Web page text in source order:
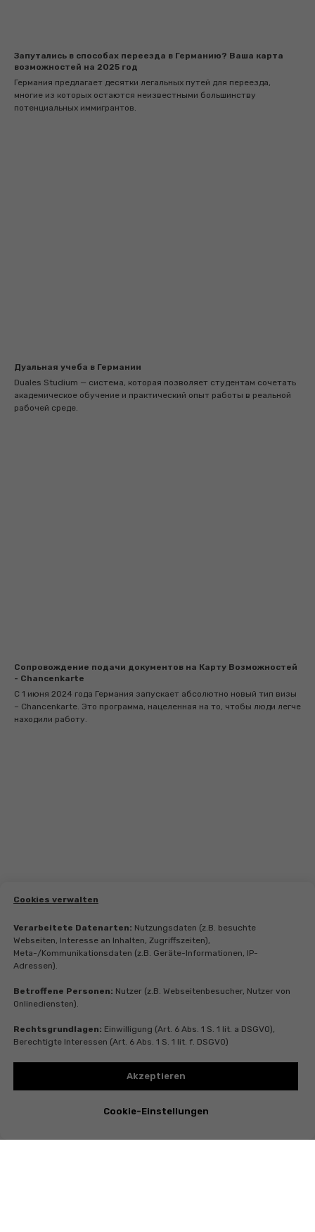
Запутались в способах переезда в Германию? Ваша карта
возможностей на 2025 год
Германия предлагает десятки легальных путей для переезда,
многие из которых остаются неизвестными большинству
потенциальных иммигрантов.
Дуальная учеба в Германии
Duales Studium — система, которая позволяет студентам сочетать
академическое обучение и практический опыт работы в реальной
рабочей среде.
Сопровождение подачи документов на Карту Возможностей
- Chancenkarte
С 1 июня 2024 года Германия запускает абсолютно новый тип визы
– Chancenkarte. Это программа, нацеленная на то, чтобы люди легче
находили работу.
Cookies verwalten
Verarbeitete Datenarten: Nutzungsdaten (z.B. besuchte
Webseiten, Interesse an Inhalten, Zugriffszeiten),
Meta-/Kommunikationsdaten (z.B. Geräte-Informationen, IP-
Adressen).
Betroffene Personen: Nutzer (z.B. Webseitenbesucher, Nutzer von
Onlinediensten).
Rechtsgrundlagen: Einwilligung (Art. 6 Abs. 1 S. 1 lit. a DSGVO),
Berechtigte Interessen (Art. 6 Abs. 1 S. 1 lit. f. DSGVO)
Akzeptieren
Cookie-Einstellungen